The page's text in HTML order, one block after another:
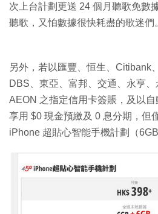
次上台計劃更送 24 個月聽歌免數
聽歌，又怕數據很快耗盡的歌迷們
另外，若以匯豐、恒生、Citibank
DBS、東亞、富邦、交通、永亨
AEON 之指定信用卡簽賬，及以
享用 $0 現金預繳及 0 息分期，但
iPhone 超貼心智能手機計劃（6GB